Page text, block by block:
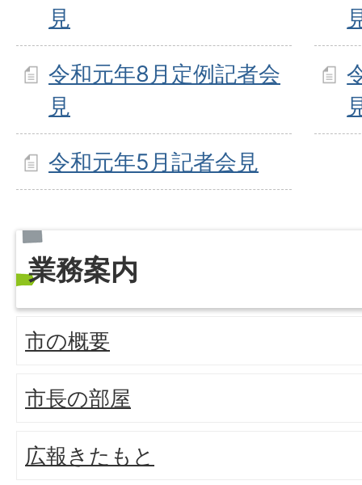
見
令和元年8月定例記者会
見
令和元年5月記者会見
業務案内
市の概要
市長の部屋
広報きたもと